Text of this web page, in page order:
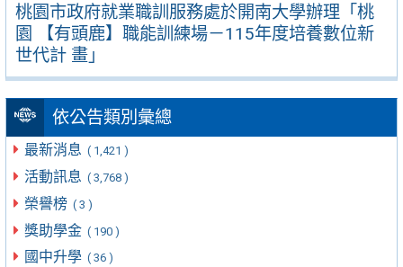
桃園市政府就業職訓服務處於開南大學辦理「桃
園 【有頭鹿】職能訓練場－115年度培養數位新
世代計 畫」
依公告類別彙總
最新消息 ( 1,421 )
活動訊息 ( 3,768 )
榮譽榜 ( 3 )
獎助學金 ( 190 )
國中升學 ( 36 )